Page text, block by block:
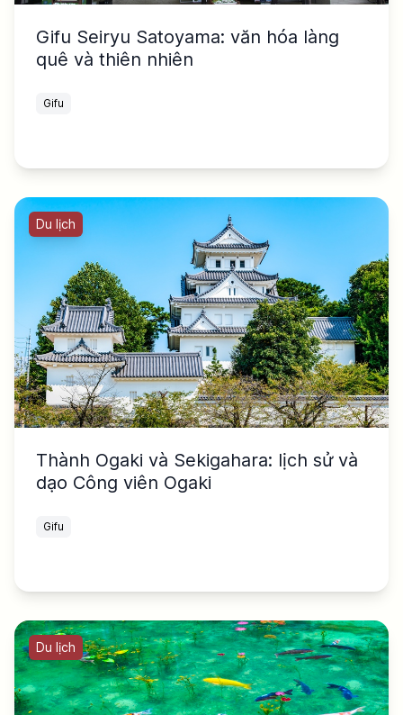
Gifu Seiryu Satoyama: văn hóa làng
quê và thiên nhiên
Gifu
Du lịch
Thành Ogaki và Sekigahara: lịch sử và
dạo Công viên Ogaki
Gifu
Du lịch